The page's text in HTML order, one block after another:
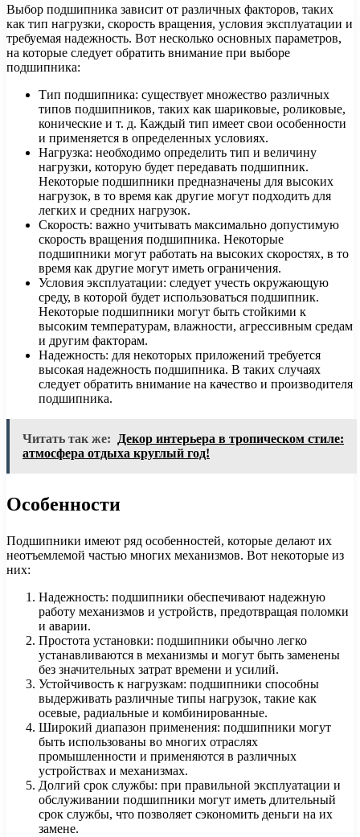
Выбор подшипника зависит от различных факторов, таких
как тип нагрузки, скорость вращения, условия эксплуатации и
требуемая надежность. Вот несколько основных параметров,
на которые следует обратить внимание при выборе
подшипника:
Тип подшипника: существует множество различных
типов подшипников, таких как шариковые, роликовые,
конические и т. д. Каждый тип имеет свои особенности
и применяется в определенных условиях.
Нагрузка: необходимо определить тип и величину
нагрузки, которую будет передавать подшипник.
Некоторые подшипники предназначены для высоких
нагрузок, в то время как другие могут подходить для
легких и средних нагрузок.
Скорость: важно учитывать максимально допустимую
скорость вращения подшипника. Некоторые
подшипники могут работать на высоких скоростях, в то
время как другие могут иметь ограничения.
Условия эксплуатации: следует учесть окружающую
среду, в которой будет использоваться подшипник.
Некоторые подшипники могут быть стойкими к
высоким температурам, влажности, агрессивным средам
и другим факторам.
Надежность: для некоторых приложений требуется
высокая надежность подшипника. В таких случаях
следует обратить внимание на качество и производителя
подшипника.
Читать так же: Декор интерьера в тропическом стиле:
атмосфера отдыха круглый год!
Особенности
Подшипники имеют ряд особенностей, которые делают их
неотъемлемой частью многих механизмов. Вот некоторые из
них:
Надежность: подшипники обеспечивают надежную
работу механизмов и устройств, предотвращая поломки
и аварии.
Простота установки: подшипники обычно легко
устанавливаются в механизмы и могут быть заменены
без значительных затрат времени и усилий.
Устойчивость к нагрузкам: подшипники способны
выдерживать различные типы нагрузок, такие как
осевые, радиальные и комбинированные.
Широкий диапазон применения: подшипники могут
быть использованы во многих отраслях
промышленности и применяются в различных
устройствах и механизмах.
Долгий срок службы: при правильной эксплуатации и
обслуживании подшипники могут иметь длительный
срок службы, что позволяет сэкономить деньги на их
замене.